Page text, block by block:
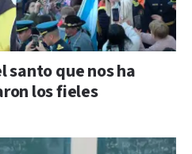
santo que nos ha
los fieles